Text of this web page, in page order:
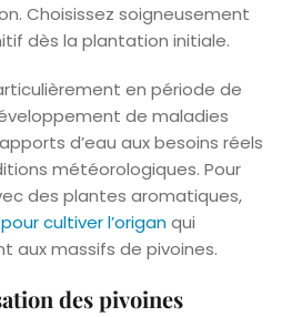
Choisissez soigneusement
dès la plantation initiale.
en période de
de maladies
d’eau aux besoins réels
météorologiques. Pour
des plantes aromatiques,
cultiver l’origanqui
aux massifs de pivoines.
des pivoines